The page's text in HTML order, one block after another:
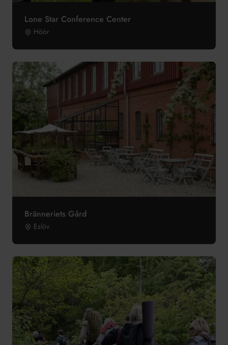
Lone Star Conference Center
Höör
Bränneriets Gård
Eslöv